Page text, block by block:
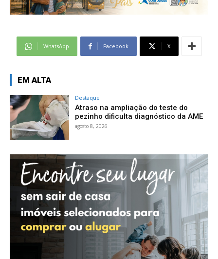
WhatsApp Facebook X
EM ALTA
Destaque
Atraso na ampliação do teste do
pezinho dificulta diagnóstico da AME
agosto 8, 2026